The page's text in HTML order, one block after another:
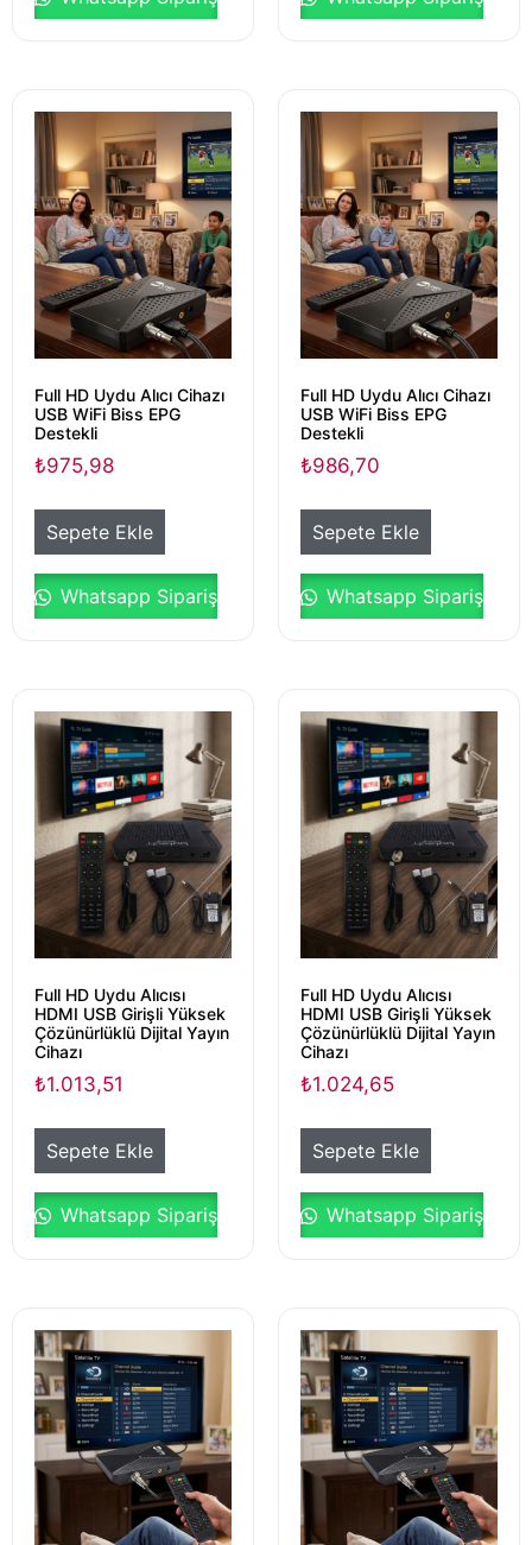
Full HD Uydu Alıcı Cihazı
USB WiFi Biss EPG
Destekli
₺975,98
Sepete Ekle
Whatsapp Sipariş
Full HD Uydu Alıcı Cihazı
USB WiFi Biss EPG
Destekli
₺986,70
Sepete Ekle
Whatsapp Sipariş
Full HD Uydu Alıcısı
HDMI USB Girişli Yüksek
Çözünürlüklü Dijital Yayın
Cihazı
₺1.013,51
Sepete Ekle
Whatsapp Sipariş
Full HD Uydu Alıcısı
HDMI USB Girişli Yüksek
Çözünürlüklü Dijital Yayın
Cihazı
₺1.024,65
Sepete Ekle
Whatsapp Sipariş